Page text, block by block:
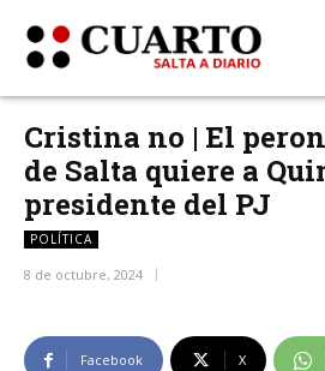
Cristina no | El
de Salta quiere a
presidente del PJ
POLÍTICA
8 de octubre, 2024
Facebook X